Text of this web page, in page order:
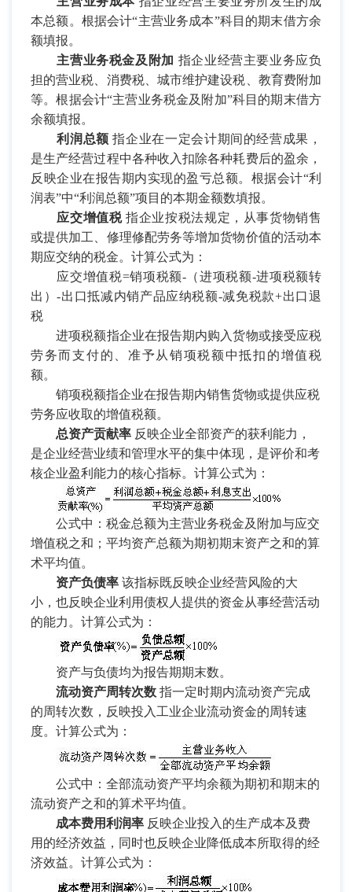
本总额。根据会计“主营业务成本”科目的期末借方余
额填报。
主营业务税金及附加 指企业经营主要业务应负
担的营业税、消费税、城市维护建设税、教育费附加
等。根据会计“主营业务税金及附加”科目的期末借方
余额填报。
利润总额 指企业在一定会计期间的经营成果，
是生产经营过程中各种收入扣除各种耗费后的盈余，
反映企业在报告期内实现的盈亏总额。根据会计“利
润表”中“利润总额”项目的本期金额数填报。
应交增值税指企业按税法规定，从事货物销售
或提供加工、修理修配劳务等增加货物价值的活动本
期应交纳的税金。计算公式为：
应交增值税=销项税额-（进项税额-进项税额转
出）-出口抵减内销产品应纳税额-减免税款+出口退
税
进项税额指企业在报告期内购入货物或接受应税
劳务而支付的、准予从销项税额中抵扣的增值税
额。
销项税额指企业在报告期内销售货物或提供应税
劳务应收取的增值税额。
总资产贡献率 反映企业全部资产的获利能力，
是企业经营业绩和管理水平的集中体现，是评价和考
核企业盈利能力的核心指标。计算公式为：
公式中：税金总额为主营业务税金及附加与应交
增值税之和；平均资产总额为期初期末资产之和的算
术平均值。
资产负债率 该指标既反映企业经营风险的大
小，也反映企业利用债权人提供的资金从事经营活动
的能力。计算公式为：
资产与负债均为报告期期末数。
流动资产周转次数 指一定时期内流动资产完成
的周转次数，反映投入工业企业流动资金的周转速
度。计算公式为：
公式中：全部流动资产平均余额为期初和期末的
流动资产之和的算术平均值。
成本费用利润率 反映企业投入的生产成本及费
用的经济效益，同时也反映企业降低成本所取得的经
济效益。计算公式为：